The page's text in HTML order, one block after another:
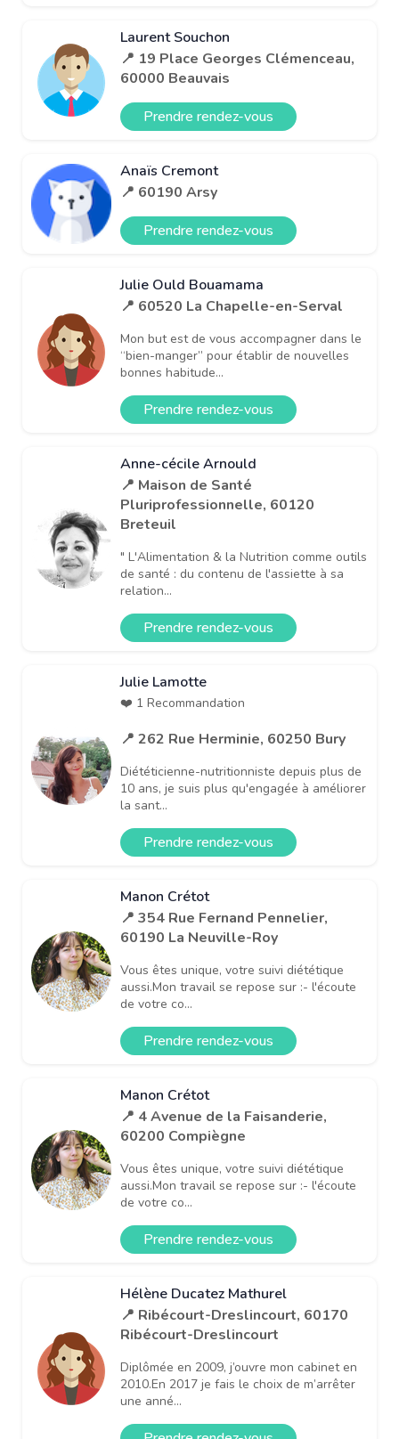
Laurent Souchon
📍 19 Place Georges Clémenceau,
60000 Beauvais
Prendre rendez-vous
Anaïs Cremont
📍 60190 Arsy
Prendre rendez-vous
Julie Ould Bouamama
📍 60520 La Chapelle-en-Serval
Mon but est de vous accompagner dans le
“bien-manger” pour établir de nouvelles
bonnes habitude...
Prendre rendez-vous
Anne-cécile Arnould
📍 Maison de Santé
Pluriprofessionnelle, 60120
Breteuil
" L'Alimentation & la Nutrition comme outils
de santé : du contenu de l'assiette à sa
relation...
Prendre rendez-vous
Julie Lamotte
❤️ 1 Recommandation
📍 262 Rue Herminie, 60250 Bury
Diététicienne-nutritionniste depuis plus de
10 ans, je suis plus qu'engagée à améliorer
la sant...
Prendre rendez-vous
Manon Crétot
📍 354 Rue Fernand Pennelier,
60190 La Neuville-Roy
Vous êtes unique, votre suivi diététique
aussi.Mon travail se repose sur :- l'écoute
de votre co...
Prendre rendez-vous
Manon Crétot
📍 4 Avenue de la Faisanderie,
60200 Compiègne
Vous êtes unique, votre suivi diététique
aussi.Mon travail se repose sur :- l'écoute
de votre co...
Prendre rendez-vous
Hélène Ducatez Mathurel
📍 Ribécourt-Dreslincourt, 60170
Ribécourt-Dreslincourt
Diplômée en 2009, j’ouvre mon cabinet en
2010.En 2017 je fais le choix de m’arrêter
une anné...